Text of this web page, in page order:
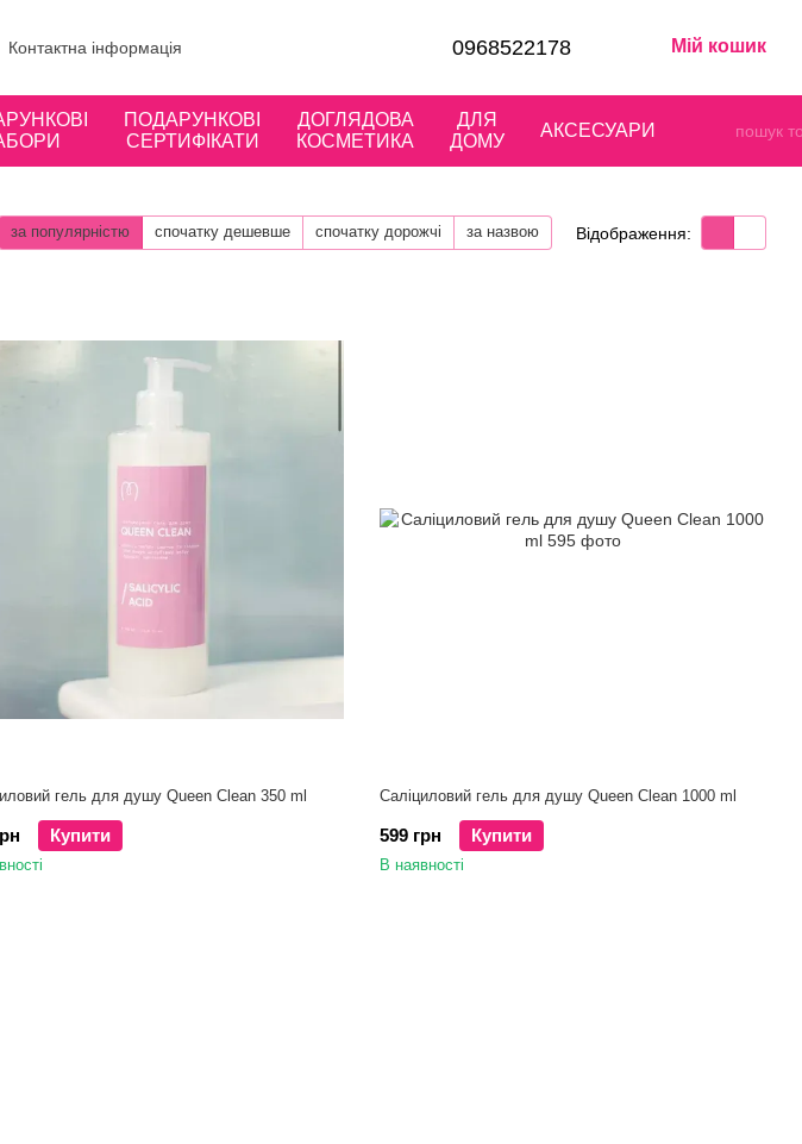
Контактна інформація
0968522178 Мій кошик
ПОДАРУНКОВІ
СЕРТИФІКАТИ
ДОГЛЯДОВА
КОСМЕТИКА
ДЛЯ
ДОМУ
АКСЕСУАРИ
за популярністю спочатку дешевше спочатку дорожчі за назвою Відображення:
гель для душу Queen Clean 350 ml
Купити
Cаліциловий гель для душу Queen Clean 1000 ml
599 грн Купити
В наявності